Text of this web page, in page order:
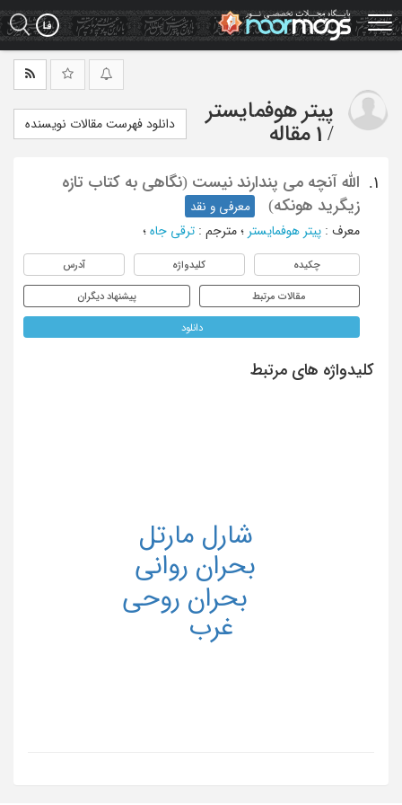
Skip
to
main
پیتر هوفمایستر
/ 1 مقاله دانلود فهرست مقالات نویسنده
1.
الله آنچه می پندارند نیست (نگاهی به کتاب تازه
زیگرید هونکه)
معرفی و نقد
معرف : پیتر هوفمایستر ؛ مترجم : ترقی جاه ؛
چکیده کلیدواژه آدرس
مقالات مرتبط پیشنهاد دیگران
دانلود
کلیدواژه های مرتبط
بحران روانی
بحران روحی
شارل مارتل
غرب